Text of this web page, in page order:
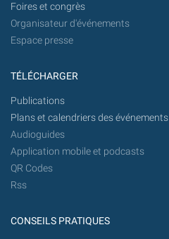
Foires et congrès
Organisateur d'événements
Espace presse
TÉLÉCHARGER
Publications
Plans et calendriers des événements
Audioguides
Application mobile et podcasts
QR Codes
Rss
CONSEILS PRATIQUES